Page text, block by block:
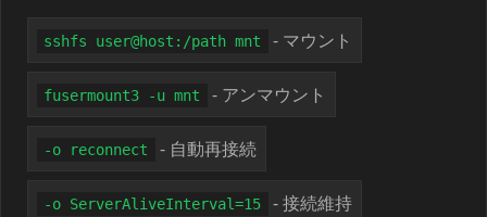
sshfs user@host:/path mnt - マウント
fusermount3 -u mnt - アンマウント
-o reconnect - 自動再接続
-o ServerAliveInterval=15 - 接続維持